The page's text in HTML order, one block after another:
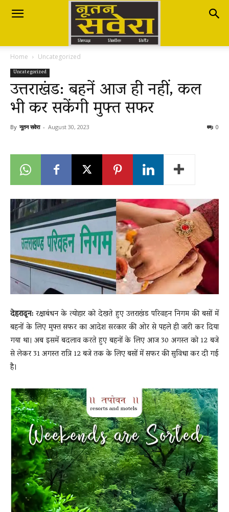
Nutan
Savera
नूतन
Breaking
News
LIVE
Home Uncategorized
Uncategorized
उत्तराखंड: बहनें आज ही नहीं, कल
भी कर सकेंगी मुफ्त सफर
By नूतन सवेरा - August 30, 2023 0
देहरादून:रक्षाबंधन के त्योहार को देखते हुए उत्तराखंड परिवहन निगम की बसों में
बहनों के लिए मुफ्त सफर का आदेश सरकार की ओर से पहले ही जारी कर दिया
गया था। अब इसमें बदलाव करते हुए बहनों के लिए आज 30 अगस्त को 12 बजे
से लेकर 31 अगस्त रात्रि 12 बजे तक के लिए बसों में सफर की सुविधा कर दी गई
है।